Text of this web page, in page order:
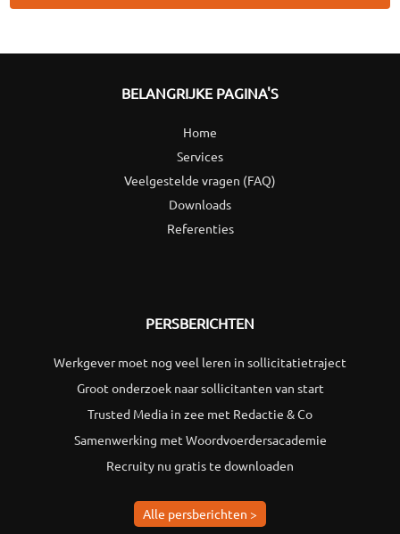
BELANGRIJKE PAGINA'S
Home
Services
Veelgestelde vragen (FAQ)
Downloads
Referenties
PERSBERICHTEN
Werkgever moet nog veel leren in sollicitatietraject
Groot onderzoek naar sollicitanten van start
Trusted Media in zee met Redactie & Co
Samenwerking met Woordvoerdersacademie
Recruity nu gratis te downloaden
Alle persberichten >